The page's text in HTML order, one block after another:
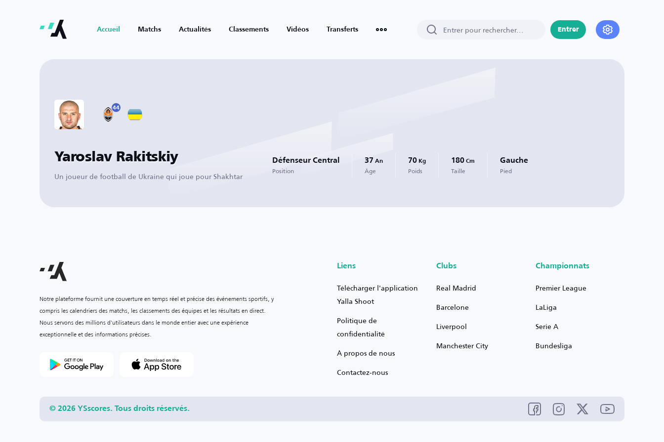
Accueil Matchs Actualités Classements Vidéos Transferts Entrer
44
Yaroslav Rakitskiy
Un joueur de football de Ukraine qui joue pour Shakhtar
Défenseur Central
Position
37 An
Âge
70 Kg
Poids
180 Cm
Taille
Gauche
Pied
Notre plateforme fournit une couverture en temps réel et précise des événements sportifs, y
compris les calendriers des matchs, les classements des équipes et les résultats en direct.
Nous servons des millions d'utilisateurs dans le monde entier avec une expérience
exceptionnelle et des informations précises.
Liens
Télécharger l'application
Yalla Shoot
Politique de
confidentialité
À propos de nous
Contactez-nous
Clubs
Real Madrid
Barcelone
Liverpool
Manchester City
Championnats
Premier League
LaLiga
Serie A
Bundesliga
© 2026 YSscores. Tous droits réservés.